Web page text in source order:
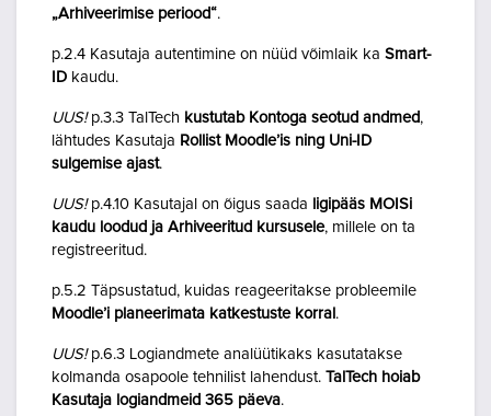
„Arhiveerimise periood“.
p.2.4 Kasutaja autentimine on nüüd võimlaik ka Smart-
ID kaudu.
UUS!p.3.3 TalTech kustutab Kontoga seotud andmed,
lähtudes Kasutaja Rollist Moodle’is ning Uni-ID
sulgemise ajast.
UUS!p.4.10 Kasutajal on õigus saada ligipääs MOISi
kaudu loodud ja Arhiveeritud kursusele, millele on ta
registreeritud.
p.5.2 Täpsustatud, kuidas reageeritakse probleemile
Moodle’i planeerimata katkestuste korral .
UUS!p.6.3 Logiandmete analüütikaks kasutatakse
kolmanda osapoole tehnilist lahendust. TalTech hoiab
Kasutaja logiandmeid 365 päeva.